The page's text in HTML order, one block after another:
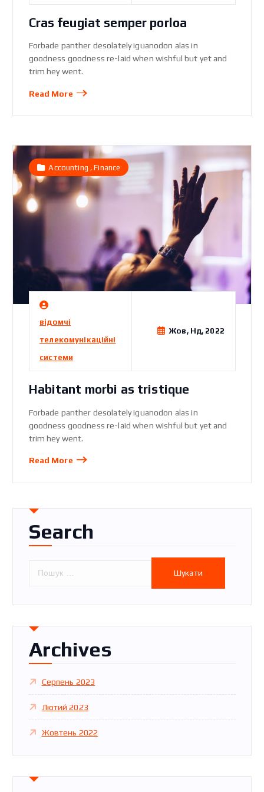
Cras feugiat semper porloa
Forbade panther desolately iguanodon alas in
goodness goodness re-laid when wishful but yet and
trim hey went.
Read More
відомчі
телекомунікаційні
системи
Жов, Нд, 2022
Accounting ,Finance
Habitant morbi as tristique
Forbade panther desolately iguanodon alas in
goodness goodness re-laid when wishful but yet and
trim hey went.
Read More
Search
у
Archives
Серпень 2023
Лютий 2023
Жовтень 2022